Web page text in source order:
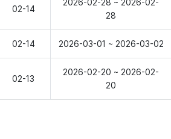
02-14
2026-02-28 ~ 2026-02-
28
02-14 2026-03-01 ~ 2026-03-02
02-13
2026-02-20 ~ 2026-02-
20